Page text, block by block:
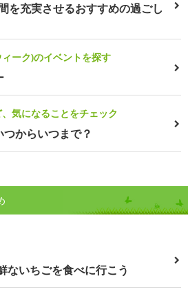
を充実させるおすすめの過ごし
ーク)のイベントを探す
気になることをチェック
からいつまで？
ないちごを食べに行こう